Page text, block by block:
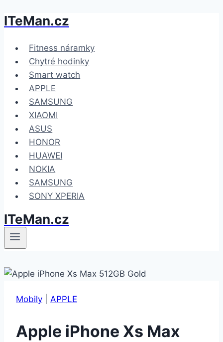
Přeskočit
obsah
ITeMan.cz
Fitness náramky
Chytré hodinky
Smart watch
APPLE
SAMSUNG
XIAOMI
ASUS
HONOR
HUAWEI
NOKIA
SAMSUNG
SONY XPERIA
ITeMan.cz
Mobily APPLE
Apple iPhone Xs Max